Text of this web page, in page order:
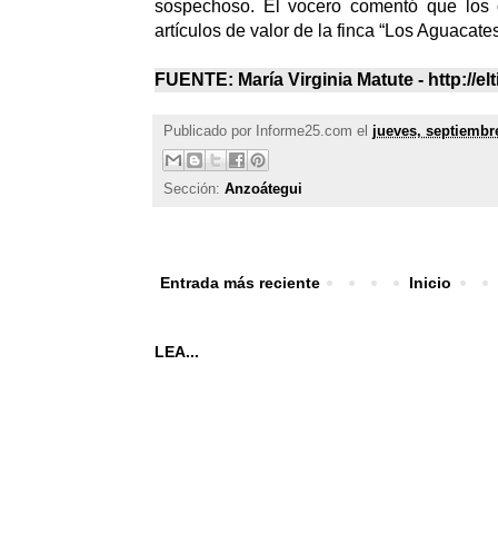
sospechoso. El vocero comentó que los
artículos de valor de la finca “Los
FUENTE: María Virginia Matute - http://
Publicado por Informe25.com el jueves,
Sección: Anzoátegui
Entrada más reciente Inicio
LEA...